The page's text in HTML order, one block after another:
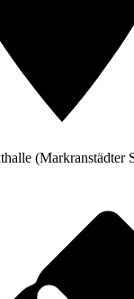
(Markranstädter